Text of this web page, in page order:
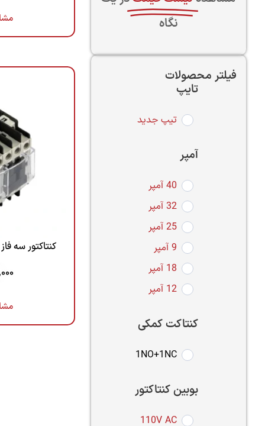
کنتاکتور سه فاز 9 آمپر – بوبین 110 ولت
نگاه
فیلتر محصولات
تایپ
تیپ جدید
آمپر
40 آمپر
32 آمپر
25 آمپر
9 آمپر
18 آمپر
12 آمپر
کنتاکت کمکی
1NO+1NC
بوبین کنتاکتور
110V AC